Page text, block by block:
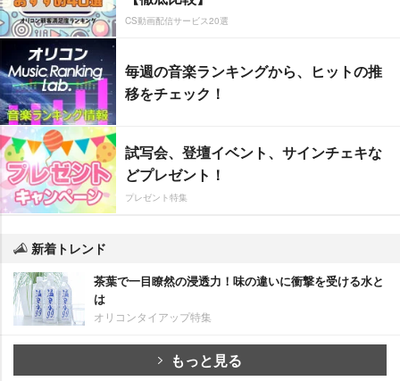
CS動画配信サービス20選
毎週の音楽ランキングから、ヒットの推
移をチェック！
試写会、登壇イベント、サインチェキな
どプレゼント！
プレゼント特集
新着トレンド
茶葉で一目瞭然の浸透力！味の違いに衝撃を受ける水と
は
オリコンタイアップ特集
もっと見る